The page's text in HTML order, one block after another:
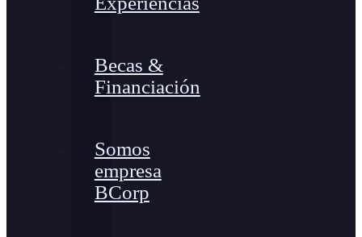
Becas &
Financiación
Somos
empresa
BCorp